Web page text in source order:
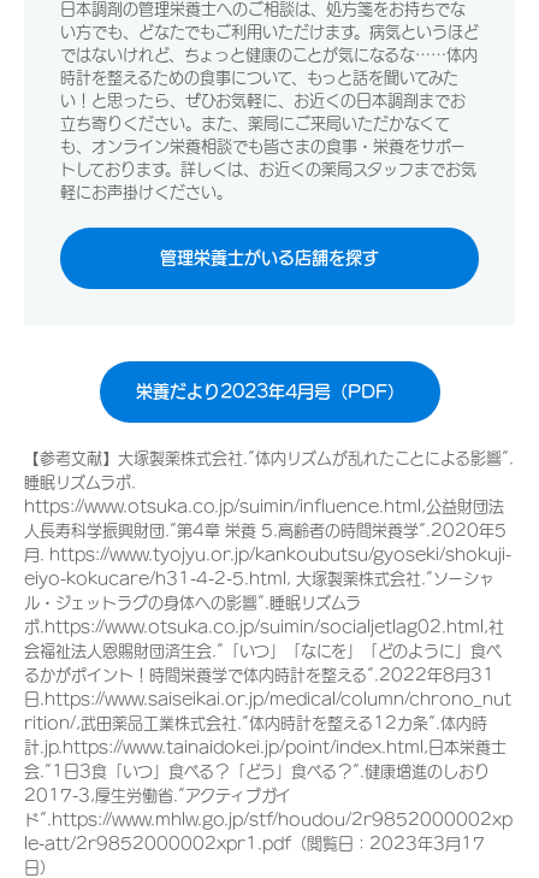
日本調剤の管理栄養士へのご相談は、処方箋をお持ちでな
い方でも、どなたでもご利用いただけます。病気というほど
ではないけれど、ちょっと健康のことが気になるな……体内
時計を整えるための食事について、もっと話を聞いてみた
い！と思ったら、ぜひお気軽に、お近くの日本調剤までお
立ち寄りください。また、薬局にご来局いただかなくて
も、オンライン栄養相談でも皆さまの食事・栄養をサポー
トしております。詳しくは、お近くの薬局スタッフまでお気
軽にお声掛けください。
管理栄養士がいる店舗を探す
栄養だより2023年4月号（PDF）
【参考文献】大塚製薬株式会社.”体内リズムが乱れたことによる影響”.
睡眠リズムラボ.
https://www.otsuka.co.jp/suimin/influence.html,公益財団法
人長寿科学振興財団.”第4章 栄養 5.高齢者の時間栄養学”.2020年5
月. https://www.tyojyu.or.jp/kankoubutsu/gyoseki/shokuji-
eiyo-kokucare/h31-4-2-5.html, 大塚製薬株式会社.”ソーシャ
ル・ジェットラグの身体への影響”.睡眠リズムラ
ボ.https://www.otsuka.co.jp/suimin/socialjetlag02.html,社
会福祉法人恩賜財団済生会.”「いつ」「なにを」「どのように」食べ
るかがポイント！時間栄養学で体内時計を整える”.2022年8月31
日.https://www.saiseikai.or.jp/medical/column/chrono_nut
rition/,武田薬品工業株式会社.”体内時計を整える12カ条”.体内時
計.jp.https://www.tainaidokei.jp/point/index.html,日本栄養士
会.”1日3食「いつ」食べる？「どう」食べる？”.健康増進のしおり
2017-3,厚生労働省.”アクティブガイ
ド”.https://www.mhlw.go.jp/stf/houdou/2r9852000002xp
le-att/2r9852000002xpr1.pdf（閲覧日：2023年3月17
日）